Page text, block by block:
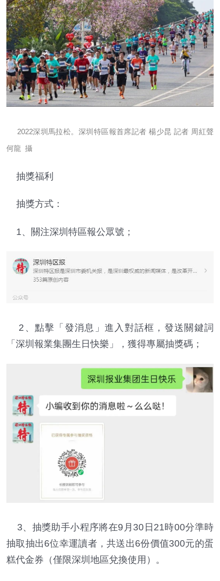
2022深圳馬拉松。深圳特區報首席記者 楊少昆 記者 周紅聲
何龍 攝
抽獎福利
抽獎方式：
1、關注深圳特區報公眾號；
2、點擊「發消息」進入對話框，發送關鍵詞
「深圳報業集團生日快樂」，獲得專屬抽獎碼；
3、抽獎助手小程序將在9月30日21時00分準時
抽取抽出6位幸運讀者，共送出6份價值300元的蛋
糕代金券（僅限深圳地區兌換使用）。